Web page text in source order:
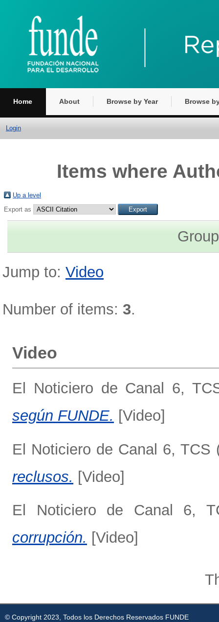
Home About Browse by Year Browse
Login
Items where
Up a level
Export as
Jump to: Video
Number of items: 3.
Video
El Noticiero de Canal 6,
según FUNDE. [Video]
El Noticiero de Canal 6, TCS
reclusos. [Video]
El Noticiero de Canal 6,
corrupción. [Video]
© Copyright 2023, Todos los Derechos Reservados FUNDE